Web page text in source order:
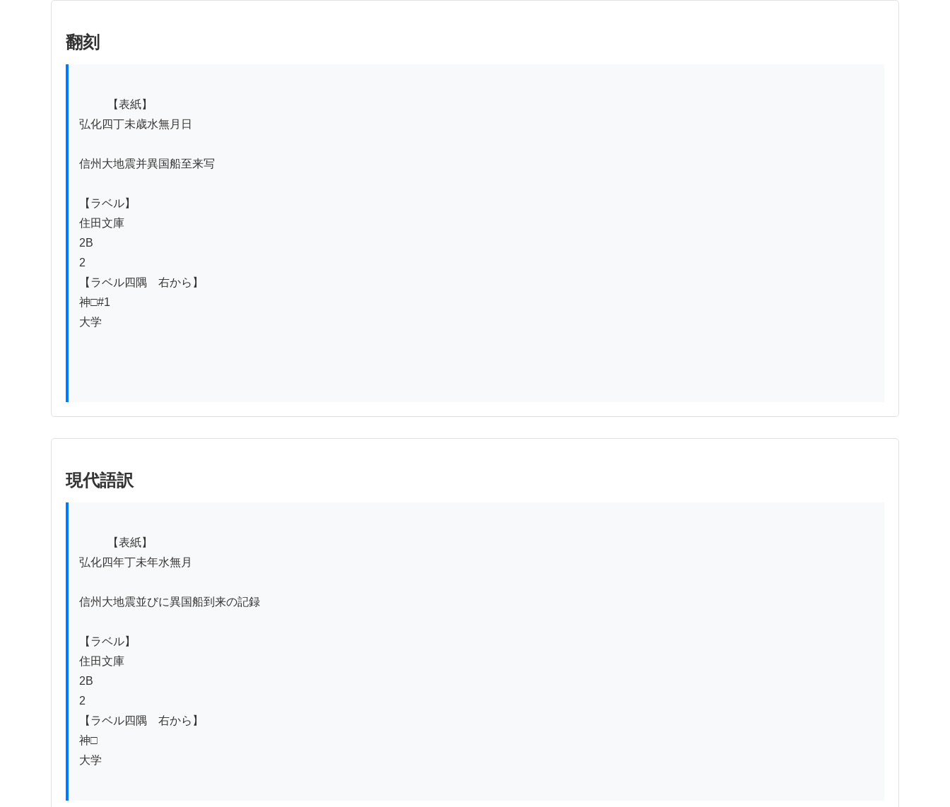
翻刻
弘化四丁未歳水無月日
信州大地震并異国船至来写
【ラベル】
住田文庫
2B
2
【ラベル四隅　右から】
神□#1
大学
現代語訳
弘化四年丁未年水無月
信州大地震並びに異国船到来の記録
【ラベル】
住田文庫
2B
2
【ラベル四隅　右から】
神□
大学